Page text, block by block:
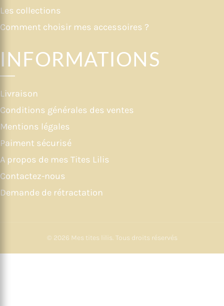
Les collections
Comment choisir mes accessoires ?
INFORMATIONS
Livraison
Conditions générales des ventes
Mentions légales
Paiment sécurisé
A propos de mes Tites Lilis
Contactez-nous
Demande de rétractation
© 2026 Mes tites lilis. Tous droits réservés